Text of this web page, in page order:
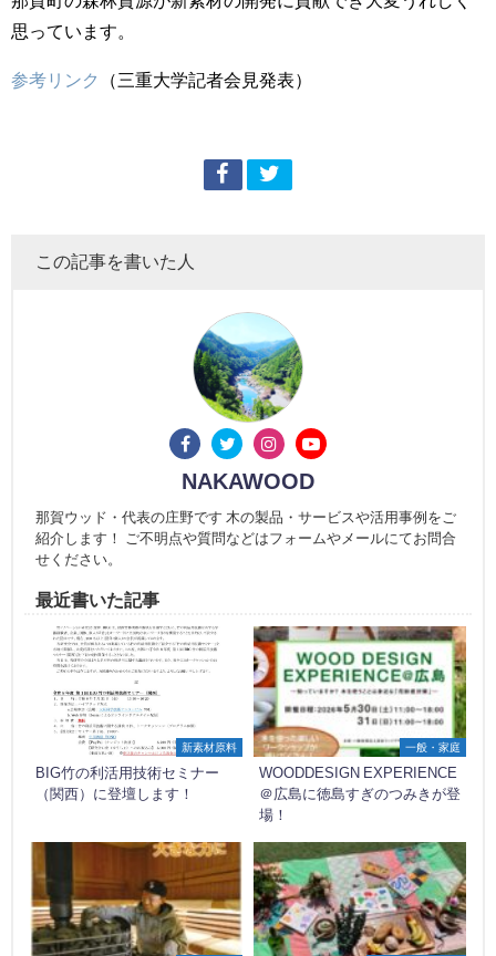
思っています。
参考リンク （三重大学記者会見発表）
この記事を書いた人
NAKAWOOD
那賀ウッド・代表の庄野です 木の製品・サービスや活用事例をご
紹介します！ ご不明点や質問などはフォームやメールにてお問合
せください。
最近書いた記事
新素材原料
BIG竹の利活用技術セミナー
（関西）に登壇します！
一般・家庭
WOODDESIGN EXPERIENCE
＠広島に徳島すぎのつみきが登
場！